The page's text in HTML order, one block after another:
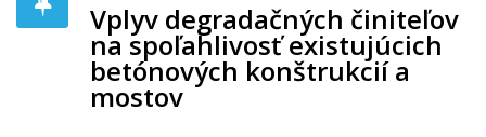
Vplyv degradačných činiteľov
na spoľahlivosť existujúcich
betónových konštrukcií a
mostov